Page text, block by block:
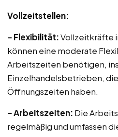
Vollzeitstellen:
– Flexibilität:Vollzeitkräfte
können eine moderate
Arbeitszeiten benötigen,
Einzelhandelsbetrieben,
Öffnungszeiten haben.
– Arbeitszeiten: Die
regelmäßig und umfassen